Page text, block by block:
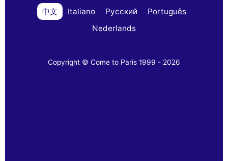
中文
Italiano Русский
Português
Nederlands
Copyright © Come to Paris 1999 - 2026